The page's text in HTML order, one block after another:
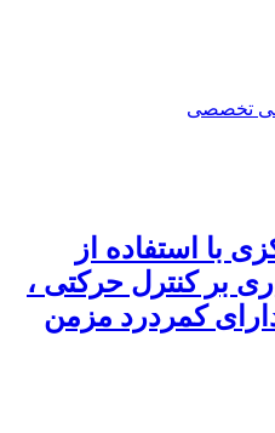
تخصصی
با استفاده از
بر کنترل حرکتی ،
کمردرد مزمن